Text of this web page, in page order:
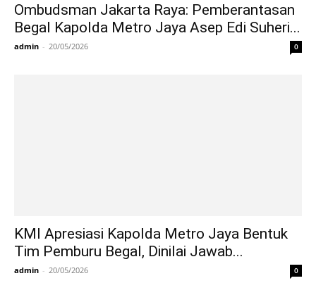
Ombudsman Jakarta Raya: Pemberantasan
Begal Kapolda Metro Jaya Asep Edi Suheri...
admin - 20/05/2026 0
KMI Apresiasi Kapolda Metro Jaya Bentuk
Tim Pemburu Begal, Dinilai Jawab...
admin - 20/05/2026 0